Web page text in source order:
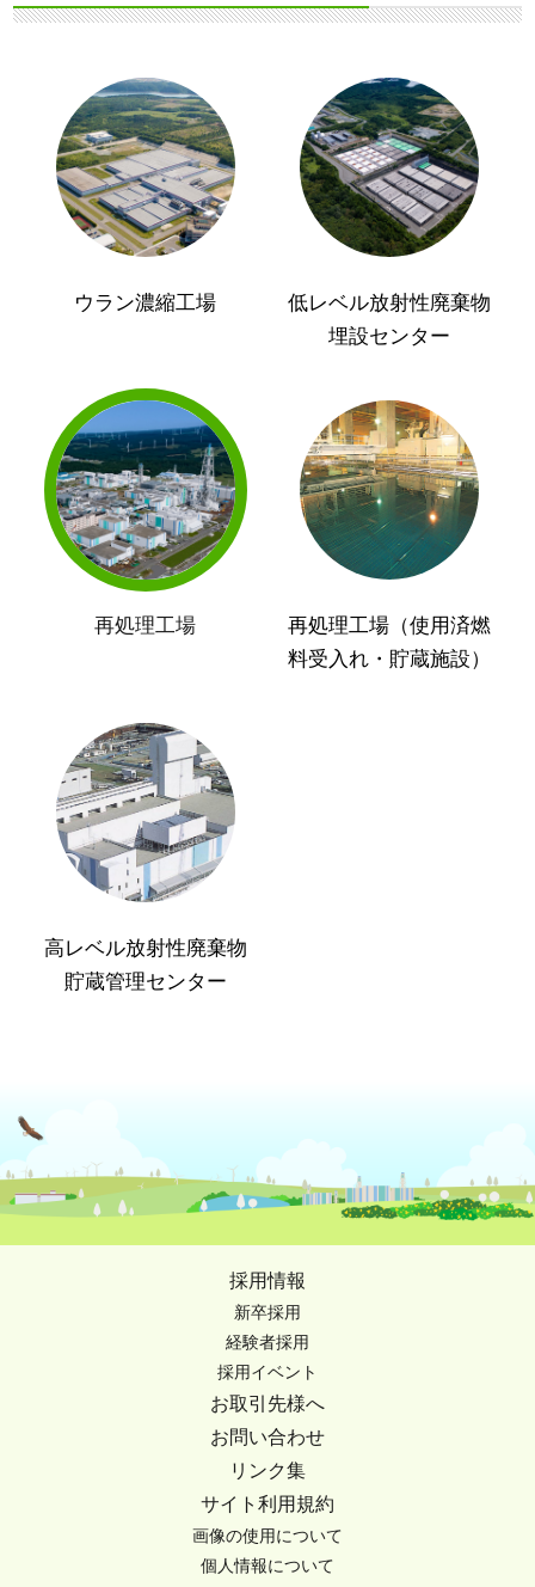
ウラン濃縮工場
低レベル放射性廃棄物
埋設センター
再処理工場
再処理工場（使用済燃
料受入れ・貯蔵施設）
高レベル放射性廃棄物
貯蔵管理センター
採用情報
新卒採用
経験者採用
採用イベント
お取引先様へ
お問い合わせ
リンク集
サイト利用規約
画像の使用について
個人情報について